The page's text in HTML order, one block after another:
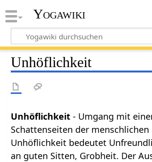
Yogawiki
Unhöflichkeit
Unhöflichkeit- Umgang mit
Schattenseiten der menschlichen
Unhöflichkeit bedeutet
an guten Sitten, Grobheit. Der